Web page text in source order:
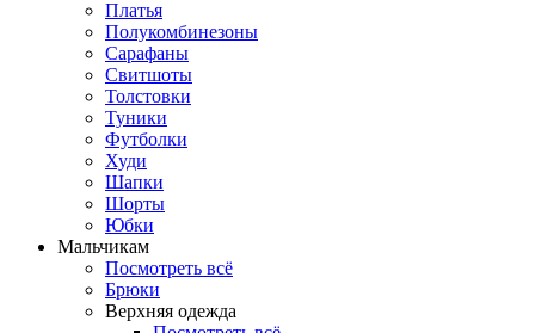
Платья
Полукомбинезоны
Сарафаны
Свитшоты
Толстовки
Туники
Футболки
Худи
Шапки
Шорты
Юбки
Мальчикам
Посмотреть всё
Брюки
Верхняя одежда